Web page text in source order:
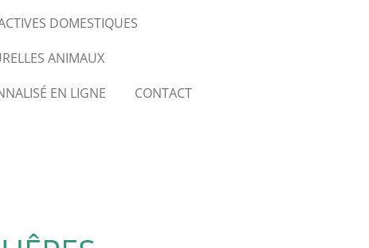
DOMESTIQUES
ANIMAUX
EN LIGNE CONTACT